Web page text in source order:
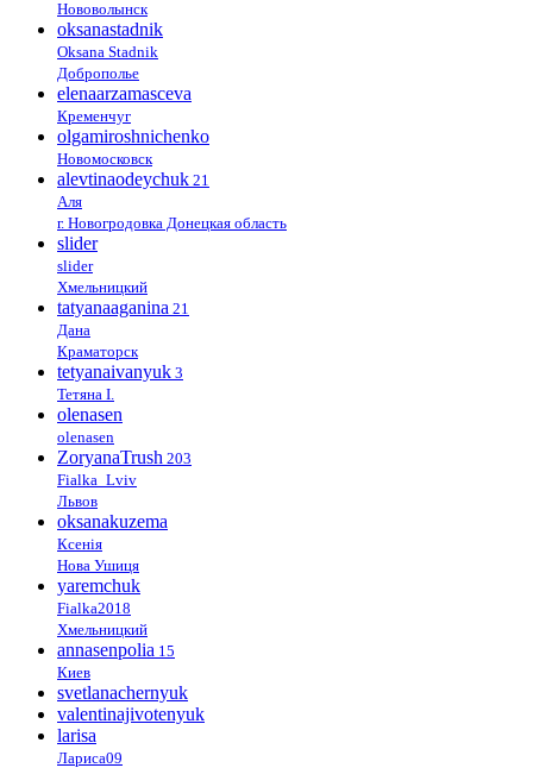
Нововолынск
oksanastadnik
Oksana Stadnik
Доброполье
elenaarzamasceva
Кременчуг
olgamiroshnichenko
Новомосковск
alevtinaodeychuk 21
Аля
г. Новогродовка Донецкая область
slider
slider
Хмельницкий
tatyanaaganina 21
Дана
Краматорск
tetyanaivanyuk 3
Тетяна І.
olenasen
olenasen
ZoryanaTrush 203
Fialka_Lviv
Львов
oksanakuzema
Ксенія
Нова Ушиця
yaremchuk
Fialka2018
Хмельницкий
annasenpolia 15
Киев
svetlanachernyuk
valentinajivotenyuk
larisa
Лариса09